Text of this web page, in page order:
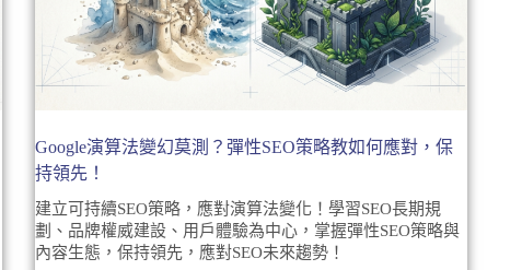
Google演算法變幻莫測？彈性SEO策略教如何應對，保
持領先！
建立可持續SEO策略，應對演算法變化！學習SEO長期規
劃、品牌權威建設、用戶體驗為中心，掌握彈性SEO策略與
內容生態，保持領先，應對SEO未來趨勢！